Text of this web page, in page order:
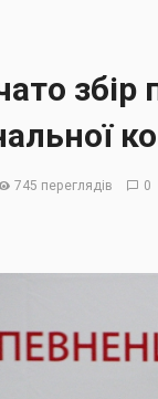
збір
745 переглядів 0